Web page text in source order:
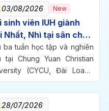
03/08/2026 New
sinh viên IUH giành
Nhất, Nhì tại sân chơi
cứu quốc tế ở Đài
ba tuần học tập và nghiên
tại Chung Yuan Christian
(CYCU, Đài Loan),
sinh viên Trường Đại học
nghiệp TP.HCM (IUH) đã
bước lên bục vinh danh
28/07/2026